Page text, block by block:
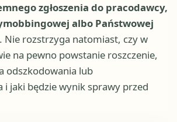
zgłoszenia do pracodawcy,
albo Państwowej
. Nie rozstrzyga natomiast, czy w
na pewno powstanie roszczenie,
odszkodowania lub
i jaki będzie wynik sprawy przed